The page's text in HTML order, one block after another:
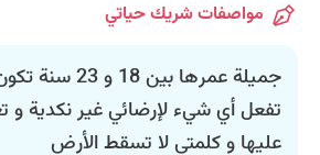
مواصفات شريك حياتي
جميلة عمرها
تفعل أي شيء لإرضائي غير نكدية و
عليها و كلمتي لا تسقط الأرض